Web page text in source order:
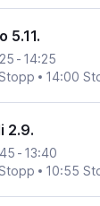
5.11.
- 14:25
14:00
2.9.
- 13:40
10:55